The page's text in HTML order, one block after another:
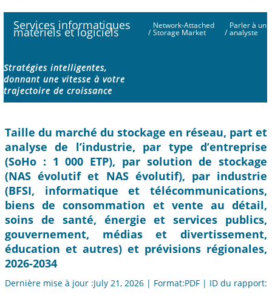
Services informatiques
matériels et logiciels /
Network-Attached
Storage Market /
Parler à un
analyste
Stratégies intelligentes,
donnant une vitesse à votre
trajectoire de croissance
Taille du marché du stockage en réseau, part et
analyse de l’industrie, par type d’entreprise
(SoHo : 1 000 ETP), par solution de stockage
(NAS évolutif et NAS évolutif), par industrie
(BFSI, informatique et télécommunications,
biens de consommation et vente au détail,
soins de santé, énergie et services publics,
gouvernement, médias et divertissement,
éducation et autres) et prévisions régionales,
2026-2034
Dernière mise à jour :July 21, 2026 | Format:PDF | ID du rapport: